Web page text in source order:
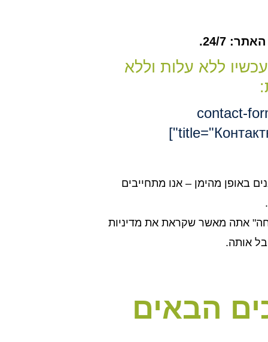
24/7.
ללא עלות וללא
[contact-
באופן מהימן – אנו מתחייבים
אתה מאשר שקראת את מדיניות
אותה.
הבאים